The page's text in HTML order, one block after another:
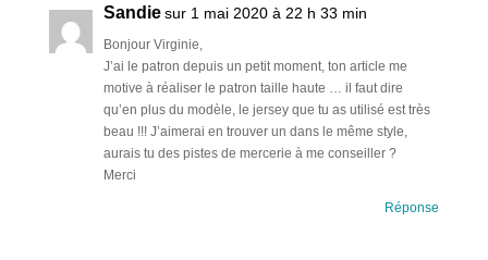
Sandie sur 1 mai 2020 à 22 h 33 min
Bonjour Virginie,
J’ai le patron depuis un petit moment, ton article me
motive à réaliser le patron taille haute … il faut dire
qu’en plus du modèle, le jersey que tu as utilisé est très
beau !!! J’aimerai en trouver un dans le même style,
aurais tu des pistes de mercerie à me conseiller ?
Merci
Réponse